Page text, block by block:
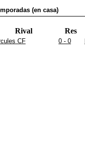
(en casa)
Rival Res
CF 0 - 0